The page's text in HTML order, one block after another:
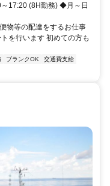
17:20 (8H勤務) ◆月～日
物等の配達をするお仕事
を行います 初めての方も
ブランクOK
交通費支給